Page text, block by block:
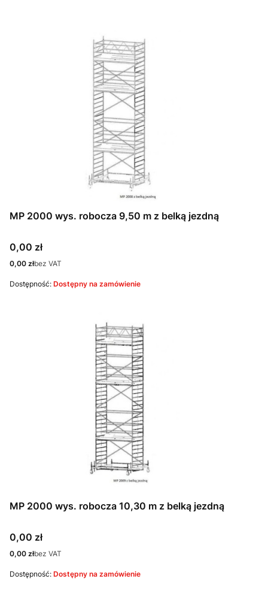
MP 2000 wys. robocza 9,50 m z belką jezdną
Cena
0,00 zł
Cena
0,00 złbez VAT
Dostępność: Dostępny na zamówienie
MP 2000 wys. robocza 10,30 m z belką jezdną
Cena
0,00 zł
Cena
0,00 złbez VAT
Dostępność: Dostępny na zamówienie